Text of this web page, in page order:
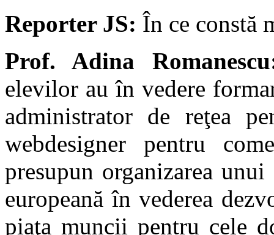
Reporter JS: În ce constă
Prof. Adina
elevilor au în vedere
administrator de reţea
webdesigner pentru
presupun organizarea
europeană în vederea
piaţa muncii pentru cele